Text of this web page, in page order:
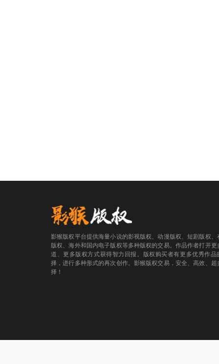
影猴版权平台提供海量小说的影视版权、动漫版权、短剧版权、
版权、海外和国内电子版权等多种版权的交易。作品作者打开更
道、更多版权方式获得智力回报。版权购买者有更多优秀作品
择，进行多种形式的再次创作。影猴版权交易，安全、高效、超
择！